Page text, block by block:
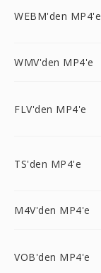
WEBM'den MP4'e
WMV'den MP4'e
FLV'den MP4'e
TS'den MP4'e
M4V'den MP4'e
VOB'den MP4'e